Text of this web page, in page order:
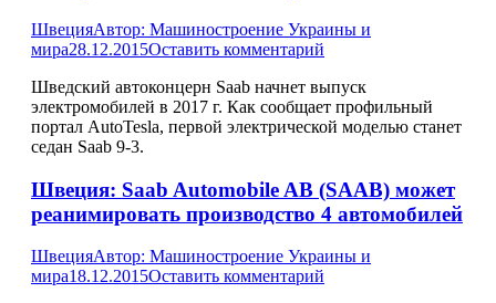
ШвецияАвтор: Машиностроение Украины и
мира28.12.2015Оставить комментарий
Шведский автоконцерн Saab начнет выпуск
электромобилей в 2017 г. Как сообщает профильный
портал AutoTesla, первой электрической моделью станет
седан Saab 9-3.
Швеция: Saab Automobile AB (SAAB) может
реанимировать производство 4 автомобилей
ШвецияАвтор: Машиностроение Украины и
мира18.12.2015Оставить комментарий